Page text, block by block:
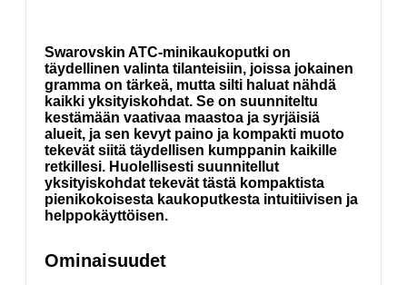
Swarovskin ATC-minikaukoputki on
täydellinen valinta tilanteisiin, joissa jokainen
gramma on tärkeä, mutta silti haluat nähdä
kaikki yksityiskohdat. Se on suunniteltu
kestämään vaativaa maastoa ja syrjäisiä
alueit, ja sen kevyt paino ja kompakti muoto
tekevät siitä täydellisen kumppanin kaikille
retkillesi. Huolellisesti suunnitellut
yksityiskohdat tekevät tästä kompaktista
pienikokoisesta kaukoputkesta intuitiivisen ja
helppokäyttöisen.
Ominaisuudet